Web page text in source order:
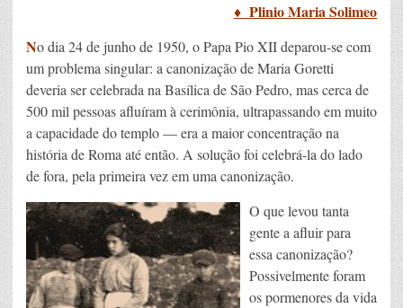
♦ Plinio Maria Solimeo
No dia 24 de junho de 1950, o Papa Pio XII deparou-se com
um problema singular: a canonização de Maria Goretti
deveria ser celebrada na Basílica de São Pedro, mas cerca de
500 mil pessoas afluíram à cerimônia, ultrapassando em muito
a capacidade do templo — era a maior concentração na
história de Roma até então. A solução foi celebrá-la do lado
de fora, pela primeira vez em uma canonização.
O que levou tanta
gente a afluir para
essa canonização?
Possivelmente foram
os pormenores da vida